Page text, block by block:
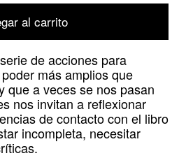
al carrito
de acciones para
más amplios que
que a veces se nos pasan
nos invitan a reflexionar
de contacto con el libro
incompleta, necesitar